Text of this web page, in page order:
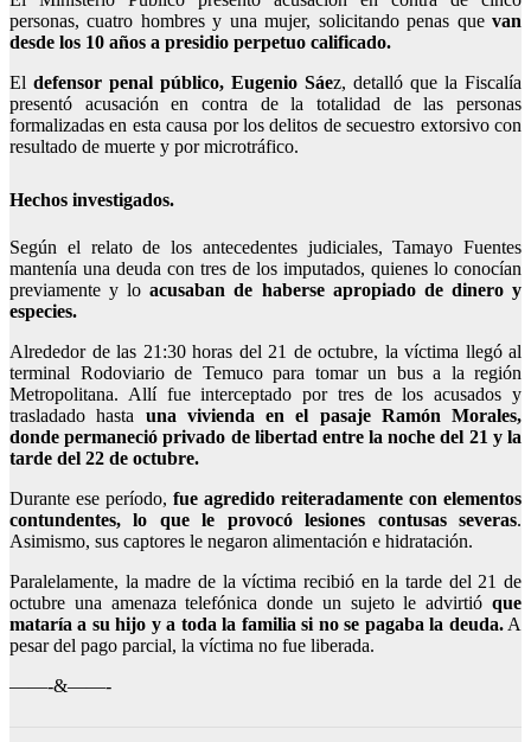
personas, cuatro hombres y una mujer, solicitando penas que van
desde los 10 años a presidio perpetuo calificado.
El defensor penal público, Eugenio Sáez, detalló que la Fiscalía
presentó acusación en contra de la totalidad de las personas
formalizadas en esta causa por los delitos de secuestro extorsivo con
resultado de muerte y por microtráfico.
Hechos investigados.
Según el relato de los antecedentes judiciales, Tamayo Fuentes
mantenía una deuda con tres de los imputados, quienes lo conocían
previamente y loacusaban de haberse apropiado de dinero y
especies.
Alrededor de las 21:30 horas del 21 de octubre, la víctima llegó al
terminal Rodoviario de Temuco para tomar un bus a la región
Metropolitana. Allí fue interceptado por tres de los acusados y
trasladado hasta una vivienda en el pasaje Ramón Morales,
donde permaneció privado de libertad entre la noche del 21 y la
tarde del 22 de octubre.
Durante ese período, fue agredido reiteradamente con elementos
contundentes, lo que le provocó lesiones contusas severas.
Asimismo, sus captores le negaron alimentación e hidratación.
Paralelamente, la madre de la víctima recibió en la tarde del 21 de
octubre una amenaza telefónica donde un sujeto le advirtió que
mataría a su hijo y a toda la familia si no se pagaba la deuda.A
pesar del pago parcial, la víctima no fue liberada.
——-&——-